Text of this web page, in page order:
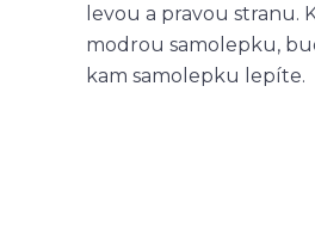
levou a pravou stranu.
modrou samolepku,
kam samolepku lepíte.